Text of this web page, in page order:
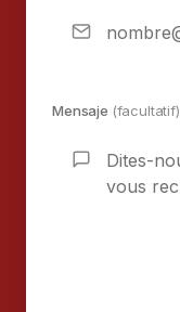
Mensaje (facultatif)